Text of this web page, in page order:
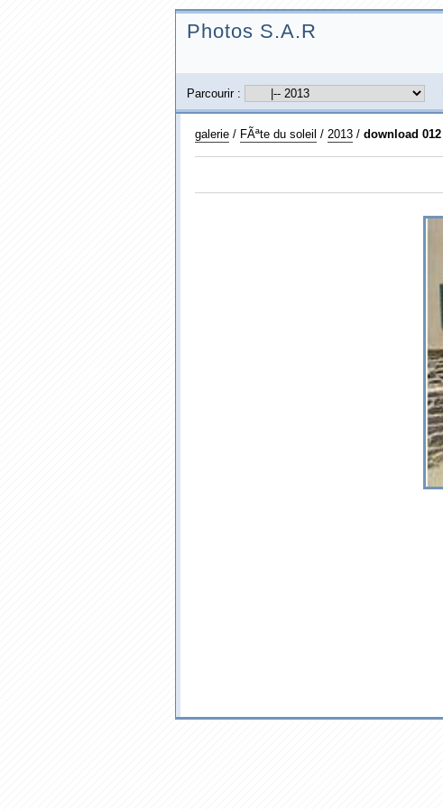
Photos S.A.R
Parcourir :
galerie/ FÃªte du soleil / 2013/ download 012